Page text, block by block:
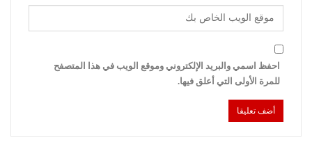
احفظ اسمي والبريد الإلكتروني وموقع الويب في هذا المتصفح
للمرة الأولى التي أعلق فيها.